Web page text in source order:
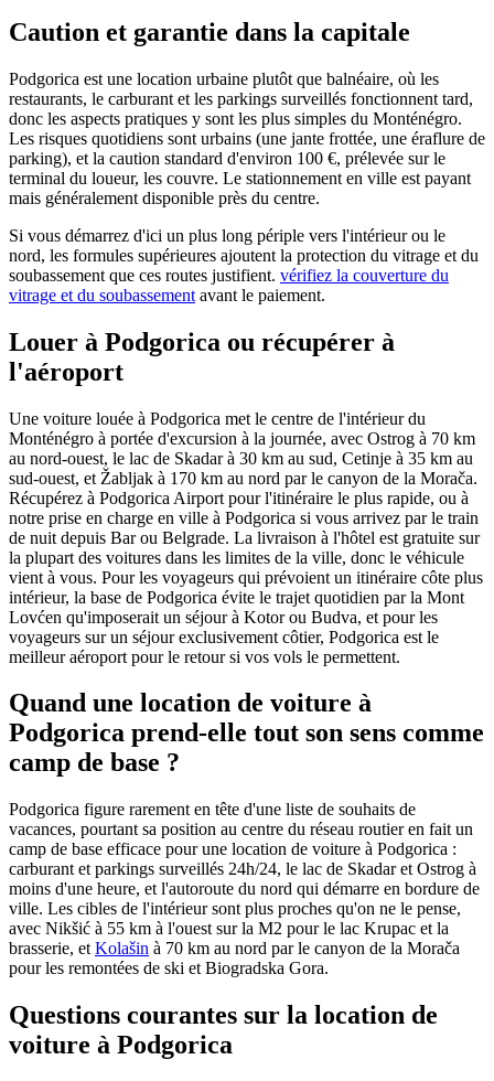
Caution et garantie dans la capitale
Podgorica est une location urbaine plutôt que balnéaire, où les
restaurants, le carburant et les parkings surveillés fonctionnent tard,
donc les aspects pratiques y sont les plus simples du Monténégro.
Les risques quotidiens sont urbains (une jante frottée, une éraflure de
parking), et la caution standard d'environ 100 €, prélevée sur le
terminal du loueur, les couvre. Le stationnement en ville est payant
mais généralement disponible près du centre.
Si vous démarrez d'ici un plus long périple vers l'intérieur ou le
nord, les formules supérieures ajoutent la protection du vitrage et du
soubassement que ces routes justifient. vérifiez la couverture du
vitrage et du soubassement avant le paiement.
Louer à Podgorica ou récupérer à
l'aéroport
Une voiture louée à Podgorica met le centre de l'intérieur du
Monténégro à portée d'excursion à la journée, avec Ostrog à 70 km
au nord-ouest, le lac de Skadar à 30 km au sud, Cetinje à 35 km au
sud-ouest, et Žabljak à 170 km au nord par le canyon de la Morača.
Récupérez à Podgorica Airport pour l'itinéraire le plus rapide, ou à
notre prise en charge en ville à Podgorica si vous arrivez par le train
de nuit depuis Bar ou Belgrade. La livraison à l'hôtel est gratuite sur
la plupart des voitures dans les limites de la ville, donc le véhicule
vient à vous. Pour les voyageurs qui prévoient un itinéraire côte plus
intérieur, la base de Podgorica évite le trajet quotidien par la Mont
Lovćen qu'imposerait un séjour à Kotor ou Budva, et pour les
voyageurs sur un séjour exclusivement côtier, Podgorica est le
meilleur aéroport pour le retour si vos vols le permettent.
Quand une location de voiture à
Podgorica prend-elle tout son sens comme
camp de base ?
Podgorica figure rarement en tête d'une liste de souhaits de
vacances, pourtant sa position au centre du réseau routier en fait un
camp de base efficace pour une location de voiture à Podgorica :
carburant et parkings surveillés 24h/24, le lac de Skadar et Ostrog à
moins d'une heure, et l'autoroute du nord qui démarre en bordure de
ville. Les cibles de l'intérieur sont plus proches qu'on ne le pense,
avec Nikšić à 55 km à l'ouest sur la M2 pour le lac Krupac et la
brasserie, et Kolašin à 70 km au nord par le canyon de la Morača
pour les remontées de ski et Biogradska Gora.
Questions courantes sur la location de
voiture à Podgorica